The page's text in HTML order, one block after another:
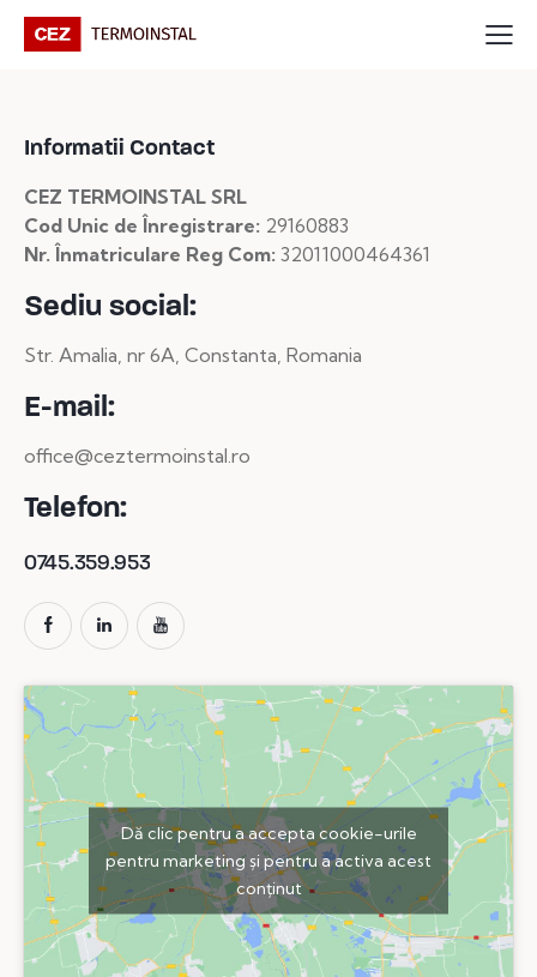
Informatii Contact
CEZ TERMOINSTAL SRL
Cod Unic de Înregistrare: 29160883
Nr. Înmatriculare Reg Com: 32011000464361
Sediu social:
Str. Amalia, nr 6A, Constanta, Romania
E-mail:
office@ceztermoinstal.ro
Telefon:
0745.359.953
Dă clic pentru a accepta cookie-urile
pentru marketing și pentru a activa acest
conținut